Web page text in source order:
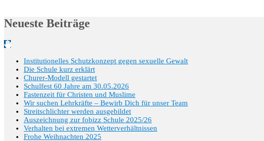
Neueste Beiträge
Institutionelles Schutzkonzept gegen sexuelle Gewalt
Die Schule kurz erklärt
Churer-Modell gestartet
Schulfest 60 Jahre am 30.05.2026
Fastenzeit für Christen und Muslime
Wir suchen Lehrkräfte – Bewirb Dich für unser Team
Streitschlichter werden ausgebildet
Auszeichnung zur fobizz Schule 2025/26
Verhalten bei extremen Wetterverhältnissen
Frohe Weihnachten 2025